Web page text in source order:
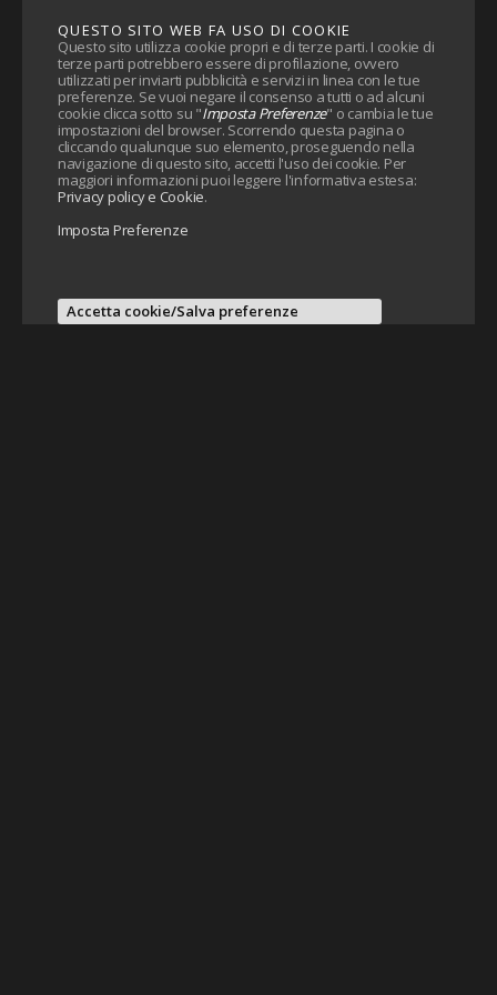
QUESTO SITO WEB FA USO DI COOKIE
Questo sito utilizza cookie propri e di terze parti. I cookie di
terze parti potrebbero essere di profilazione, ovvero
utilizzati per inviarti pubblicità e servizi in linea con le tue
preferenze. Se vuoi negare il consenso a tutti o ad alcuni
cookie clicca sotto su "Imposta Preferenze" o cambia le tue
impostazioni del browser. Scorrendo questa pagina o
cliccando qualunque suo elemento, proseguendo nella
navigazione di questo sito, accetti l'uso dei cookie. Per
maggiori informazioni puoi leggere l'informativa estesa:
Privacy policy e Cookie.
Imposta Preferenze
Accetta cookie/Salva preferenze